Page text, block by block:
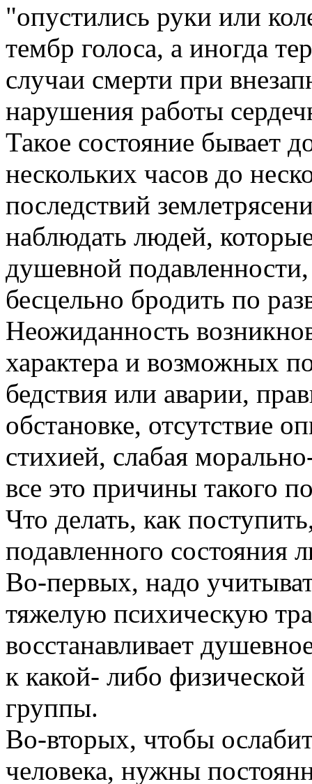
"опустились руки или
тембр голоса, а иногда
случаи смерти при
нарушения работы
Такое состояние бывает
нескольких часов до
последствий
наблюдать людей,
душевной
бесцельно бродить по
Неожиданность
характера и возможных
бедствия или аварии,
обстановке, отсутствие
стихией, слабая
все это причины такого
Что делать, как
подавленного состояния
Во-первых, надо
тяжелую психическую
восстанавливает
к какой- либо физической
группы.
Во-вторых, чтобы
человека, нужны